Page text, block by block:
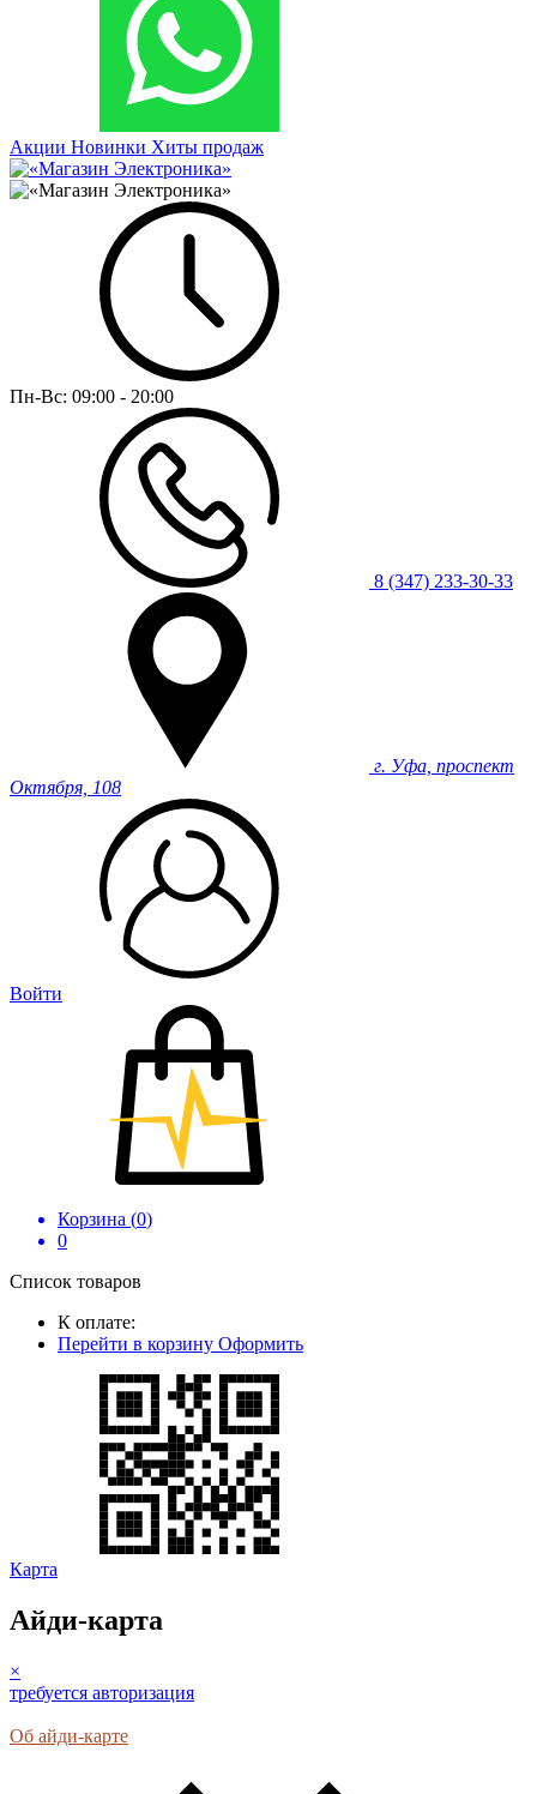
Акции Новинки Хиты продаж
Пн-Вс: 09:00 - 20:00
8 (347) 233-30-33
г. Уфа, проспект
Октября, 108
Войти
Корзина (0)
0
Список товаров
К оплате:
Перейти в корзину Оформить
Карта
Айди-карта
×
требуется авторизация
Об айди-карте